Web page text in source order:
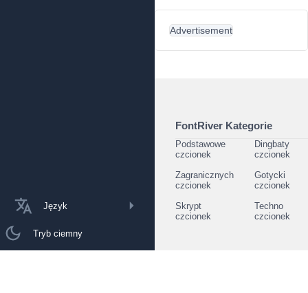
Język
Tryb ciemny
Advertisement
FontRiver Kategorie
Podstawowe
czcionek
Dingbaty
czcionek
Zagranicznych
czcionek
Gotycki
czcionek
Skrypt
czcionek
Techno
czcionek